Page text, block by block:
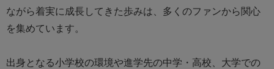
ながら着実に成長してきた歩みは、多くのファンから関心
を集めています。
出身となる小学校の環境や進学先の中学・高校、大学での